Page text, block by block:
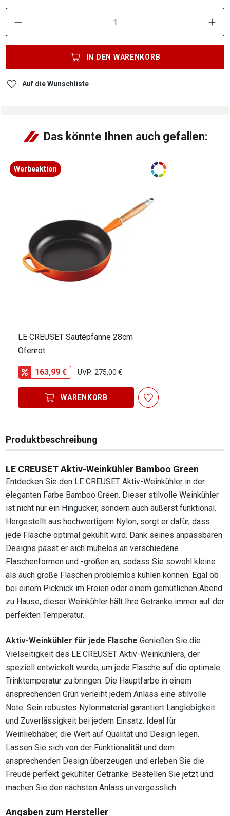
IN DEN WARENKORB
Auf die Wunschliste
Das könnte Ihnen auch gefallen:
Werbeaktion
LE CREUSET Sautépfanne 28cm
Ofenrot
163,99 € UVP: 275,00 €
WARENKORB
Produktbeschreibung
LE CREUSET Aktiv-Weinkühler Bamboo Green
Entdecken Sie den LE CREUSET Aktiv-Weinkühler in der
eleganten Farbe Bamboo Green. Dieser stilvolle Weinkühler
ist nicht nur ein Hingucker, sondern auch äußerst funktional.
Hergestellt aus hochwertigem Nylon, sorgt er dafür, dass
jede Flasche optimal gekühlt wird. Dank seines anpassbaren
Designs passt er sich mühelos an verschiedene
Flaschenformen und -größen an, sodass Sie sowohl kleine
als auch große Flaschen problemlos kühlen können. Egal ob
bei einem Picknick im Freien oder einem gemütlichen Abend
zu Hause, dieser Weinkühler hält Ihre Getränke immer auf der
perfekten Temperatur.
Aktiv-Weinkühler für jede Flasche Genießen Sie die
Vielseitigkeit des LE CREUSET Aktiv-Weinkühlers, der
speziell entwickelt wurde, um jede Flasche auf die optimale
Trinktemperatur zu bringen. Die Hauptfarbe in einem
ansprechenden Grün verleiht jedem Anlass eine stilvolle
Note. Sein robustes Nylonmaterial garantiert Langlebigkeit
und Zuverlässigkeit bei jedem Einsatz. Ideal für
Weinliebhaber, die Wert auf Qualität und Design legen.
Lassen Sie sich von der Funktionalität und dem
ansprechenden Design überzeugen und erleben Sie die
Freude perfekt gekühlter Getränke. Bestellen Sie jetzt und
machen Sie den nächsten Anlass unvergesslich.
Angaben zum Hersteller